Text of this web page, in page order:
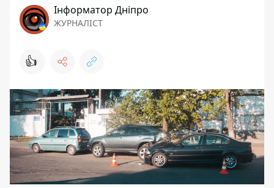
Інформатор Дніпро
ЖУРНАЛІСТ
👍